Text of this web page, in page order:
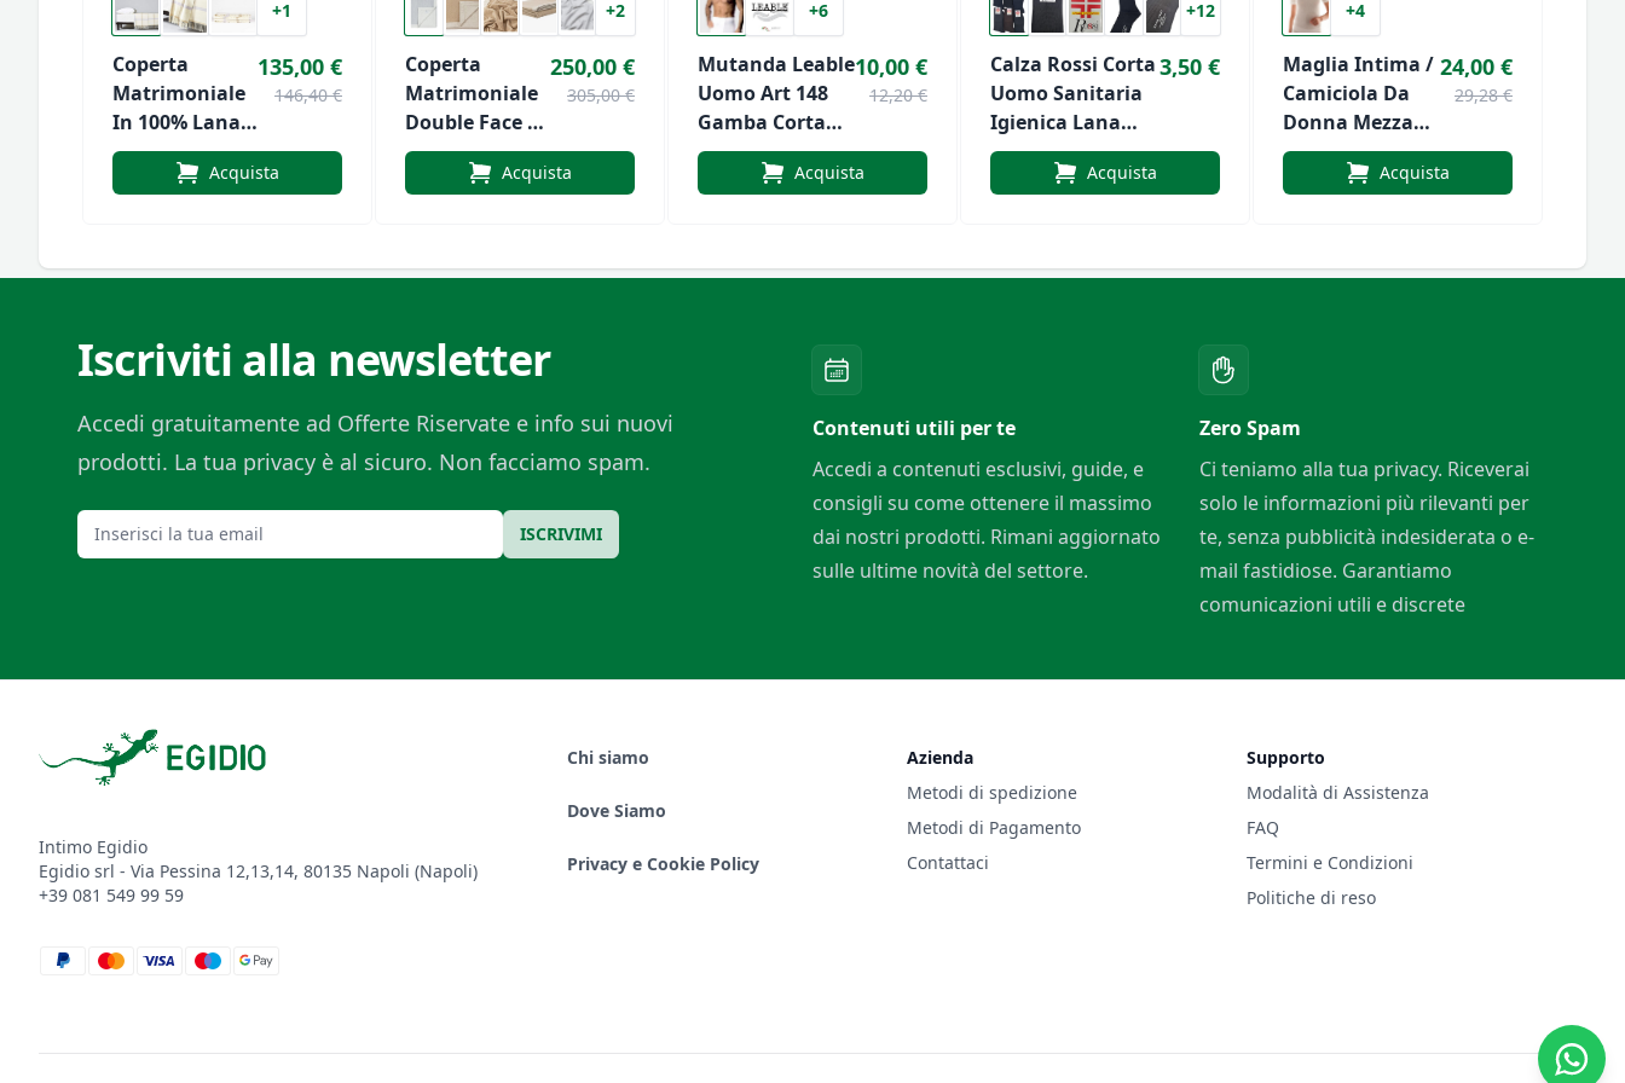
+1
Coperta
Matrimoniale
In 100% Lana
Vergine Di
Lanerossi
135,00 €
146,40 €
Acquista
+2
Coperta
Matrimoniale
Double Face In
100% Lana
Merinos
250,00 €
305,00 €
Acquista
+6
Mutanda Leable
Uomo Art 148
Gamba Corta
Anallergico
Lana & Cotone
10,00 €
12,20 €
Acquista
+12
Calza Rossi Corta
Uomo Sanitaria
Igienica Lana
Con Elastico
Art.2060
3,50 €
Acquista
+4
Maglia Intima /
Camiciola Da
Donna Mezza
Manica Corta In
Lana Cotone
24,00 €
29,28 €
Acquista
Iscriviti alla newsletter
Accedi gratuitamente ad Offerte Riservate e info sui nuovi
prodotti. La tua privacy è al sicuro. Non facciamo spam.
Email ISCRIVIMI
Contenuti utili per te
Accedi a contenuti esclusivi, guide, e
consigli su come ottenere il massimo
dai nostri prodotti. Rimani aggiornato
sulle ultime novità del settore.
Zero Spam
Ci teniamo alla tua privacy. Riceverai
solo le informazioni più rilevanti per
te, senza pubblicità indesiderata o e-
mail fastidiose. Garantiamo
comunicazioni utili e discrete
Intimo Egidio
Egidio srl - Via Pessina 12,13,14, 80135 Napoli (Napoli)
+39 081 549 99 59
paypal
mastercard
visa
maestro
google_pay
Chi siamo
Dove Siamo
Privacy e Cookie Policy
Azienda
Metodi di spedizione
Metodi di Pagamento
Contattaci
Supporto
Modalità di Assistenza
FAQ
Termini e Condizioni
Politiche di reso